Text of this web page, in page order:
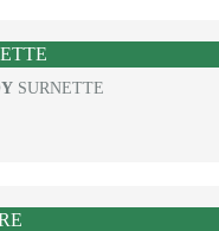
SURNETTE